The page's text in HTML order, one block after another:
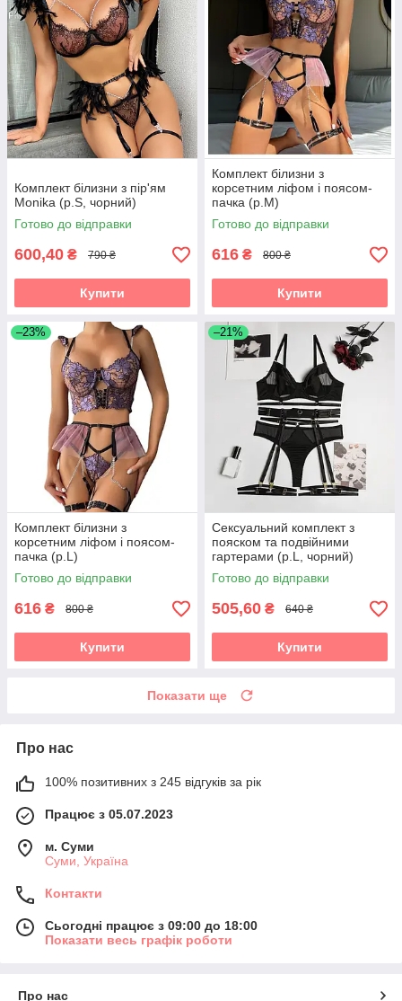
Комплект білизни з пір'ям
Monika (р.S, чорний)
Готово до відправки
600,40 ₴ 790 ₴
Купити
Комплект білизни з
корсетним ліфом і поясом-
пачка (р.M)
Готово до відправки
616 ₴ 800 ₴
Купити
–23%
Комплект білизни з
корсетним ліфом і поясом-
пачка (р.L)
Готово до відправки
616 ₴ 800 ₴
Купити
–21%
Сексуальний комплект з
пояском та подвійними
гартерами (р.L, чорний)
Готово до відправки
505,60 ₴ 640 ₴
Купити
Показати ще
Про нас
100% позитивних з 245 відгуків за рік
Працює з 05.07.2023
м. Суми
Суми, Україна
Контакти
Сьогодні працює з 09:00 до 18:00
Показати весь графік роботи
Про нас